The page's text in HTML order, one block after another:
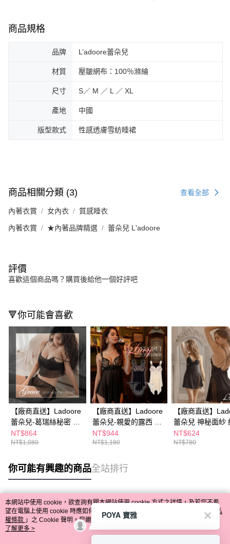
商品規格
品牌 L’adoore蕾朵兒
材質 壓皺網布：100％滌綸
尺寸 S／ M ／ L ／ XL
產地 中國
版型款式 性感透膚雪紡睡裙
商品相關分類 (3) 查看全部
內著衣賞 女內衣 質感睡衣
內著衣賞 ★內著品牌精選 蕾朵兒 L'adoore
評價
喜歡這個商品嗎？購買後給他一個好評吧
🔻你可能會喜歡
【廠商直送】Ladoore
蕾朵兒-葛瑞絲秘密 法
式典雅雪紡兩件式睡衣
NT$864
NT$1,080
【廠商直送】Ladoore
蕾朵兒-親愛的露西 性
感雪紡睡裙-多款任選
NT$944
NT$1,180
【廠商直送】
蕾朵兒 神秘面紗
蕾絲性感睡裙
NT$624
NT$780
你可能有興趣的商品全站排行
熱門標籤
本網站中使用 cookie，欲查詢有關本網站使用 cookie 方式之詳情，及若您不希
望在電腦上使用 cookie 時應如何變更電腦的 cookie 設定，請參閱本網站「 隱私
權條款 」之 Cookie 聲明。您繼續使用本網站即表示您同意本公司得按本網站使
用條款之 Cookie 聲明使用 cookie。
了解更多 >
POYA 寶雅